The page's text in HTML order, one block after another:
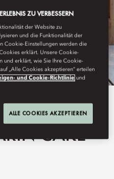
CAKE
ZU VERBESSERN
der Website zu
und die Funktionalität der
Cookie-Einstellungen werden die
erklärt. Unsere Cookie-
und erklärt, wie Sie Ihre Cookie-
„Alle Cookies akzeptieren“ erteilen
und Cookie-Richtlinie und
ALLE COOKIES AKZEPTIEREN